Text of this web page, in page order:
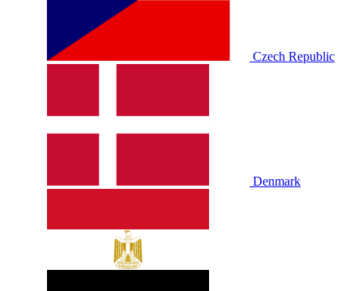
Czech Republic
Denmark